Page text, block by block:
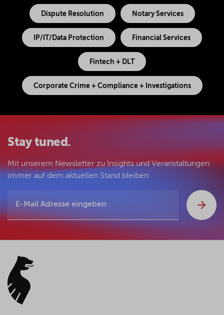
Dispute Resolution Notary Services
IP/IT/Data Protection Financial Services
Fintech + DLT
Corporate Crime + Compliance + Investigations
Stay tuned.
Mit unserem Newsletter zu Insights und Veranstaltungen
immer auf dem aktuellen Stand bleiben.